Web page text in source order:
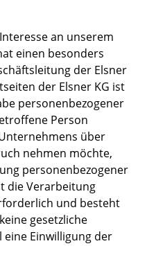
an unserem
einen besonders
der Elsner
der Elsner KG ist
personenbezogener
Person
über
nehmen möchte,
personenbezogener
die Verarbeitung
und besteht
gesetzliche
Einwilligung der